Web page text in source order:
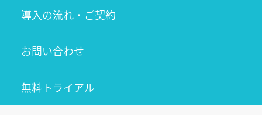
導入の流れ・ご契約
お問い合わせ
無料トライアル